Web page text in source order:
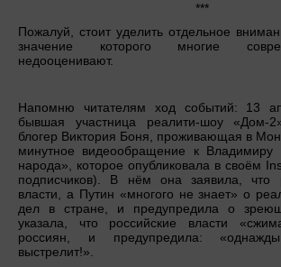
***
Пожалуй, стоит уделить отдельное
значение которого многие
недооценивают.
Напомню читателям ход событий: 13
бывшая участница реалити-шоу «Дом-
блогер Виктория Боня, проживающая в
минутное видеообращение к Владимиру
народа», которое опубликовала в своём
подписчиков). В нём она заявила, что
власти, а Путин «многого не знает» о
дел в стране, и предупредила о
указала, что российские власти
россиян, и предупредила:
выстрелит!».